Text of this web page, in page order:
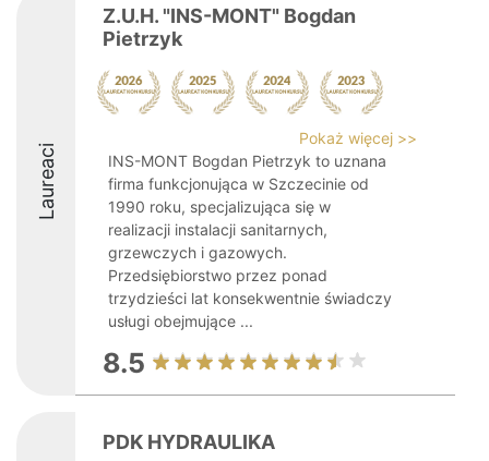
Laureaci
Z.U.H. "INS-MONT" Bogdan
Pietrzyk
Pokaż więcej >>
INS-MONT Bogdan Pietrzyk to uznana
firma funkcjonująca w Szczecinie od
1990 roku, specjalizująca się w
realizacji instalacji sanitarnych,
grzewczych i gazowych.
Przedsiębiorstwo przez ponad
trzydzieści lat konsekwentnie świadczy
usługi obejmujące ...
8.5
PDK HYDRAULIKA